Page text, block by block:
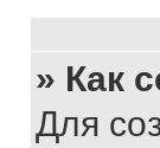
» Как
Для